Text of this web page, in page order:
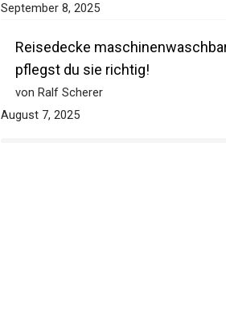
September 8, 2025
Reisedecke
pflegst du sie richtig!
von Ralf Scherer
August 7, 2025